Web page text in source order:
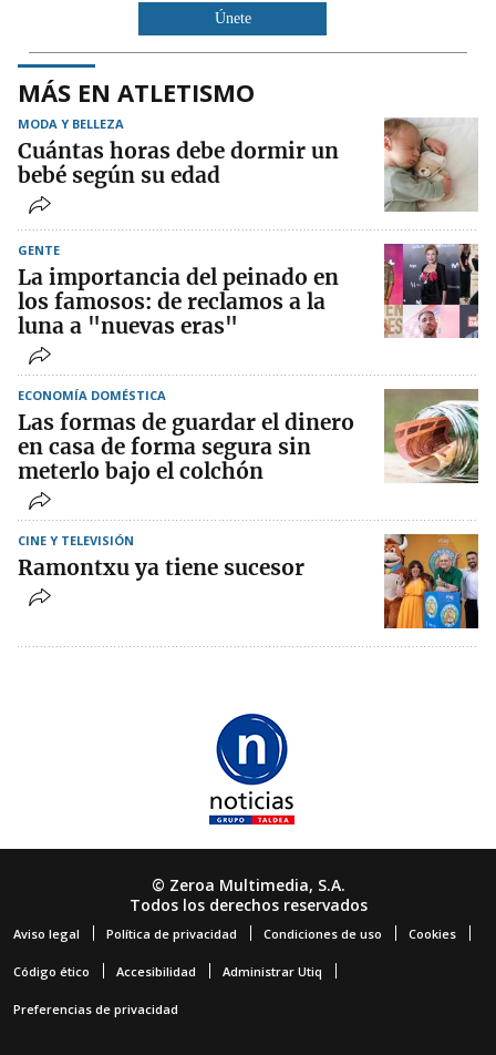
Únete
MÁS EN ATLETISMO
MODA Y BELLEZA
Cuántas horas debe dormir un
bebé según su edad
GENTE
La importancia del peinado en
los famosos: de reclamos a la
luna a "nuevas eras"
ECONOMÍA DOMÉSTICA
Las formas de guardar el dinero
en casa de forma segura sin
meterlo bajo el colchón
CINE Y TELEVISIÓN
Ramontxu ya tiene sucesor
© Zeroa Multimedia, S.A.
Todos los derechos reservados
Aviso legal Política de privacidad Condiciones de uso Cookies
Código ético Accesibilidad Administrar Utiq
Preferencias de privacidad